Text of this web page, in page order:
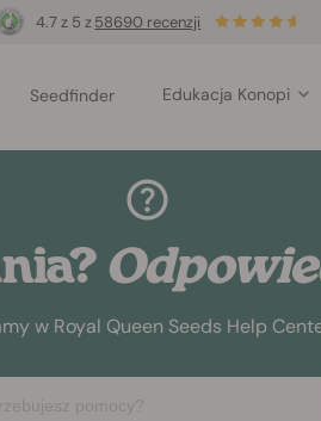
4.7 z 5 z58690 recenzji
Seedfinder Edukacja Konopi
w Royal Queen Seeds Help